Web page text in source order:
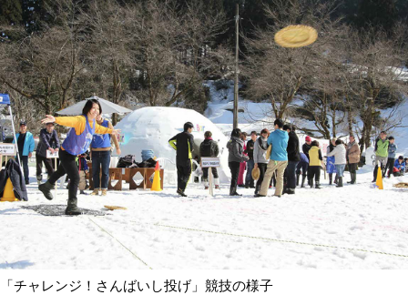
「チャレンジ！さんばいし投げ」競技の様子